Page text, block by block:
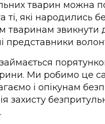
тварин можна
ті, які народились
тваринам
представники
Ми робимо це
і опікунам
захисту